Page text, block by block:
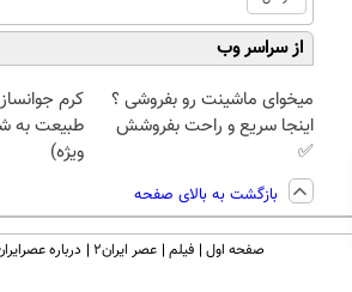
از سراسر وب
میخوای ماشینت رو بفروشی ؟
اینجا سریع و راحت بفروشش
✅
کرم
طبیعت به
ویژه)
بازگشت به بالای صفحه
صفحه اول فیلم عصر ایران۲ درباره